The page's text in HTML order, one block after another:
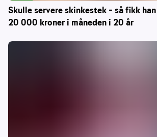
Skulle servere skinkestek – så fikk
20 000 kroner i måneden i 20 år